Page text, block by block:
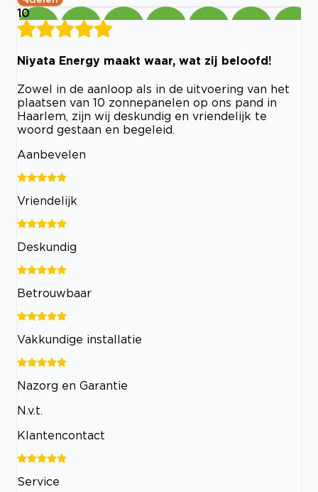
10
Niyata Energy maakt waar, wat zij beloofd!
Zowel in de aanloop als in de uitvoering van het
plaatsen van 10 zonnepanelen op ons pand in
Haarlem, zijn wij deskundig en vriendelijk te
woord gestaan en begeleid.
Aanbevelen
Vriendelijk
Deskundig
Betrouwbaar
Vakkundige installatie
Nazorg en Garantie
N.v.t.
Klantencontact
Service